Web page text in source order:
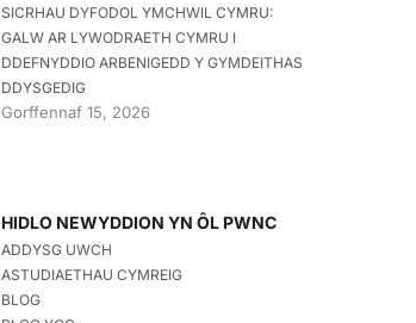
SICRHAU DYFODOL YMCHWIL CYMRU:
GALW AR LYWODRAETH CYMRU I
DDEFNYDDIO ARBENIGEDD Y GYMDEITHAS
DDYSGEDIG
Gorffennaf 15, 2026
HIDLO NEWYDDION YN ÔL PWNC
ADDYSG UWCH
ASTUDIAETHAU CYMREIG
BLOG